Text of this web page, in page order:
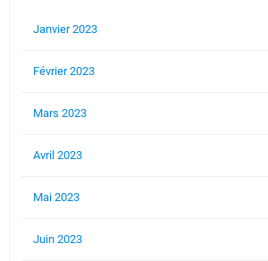
Janvier 2023
Février 2023
Mars 2023
Avril 2023
Mai 2023
Juin 2023